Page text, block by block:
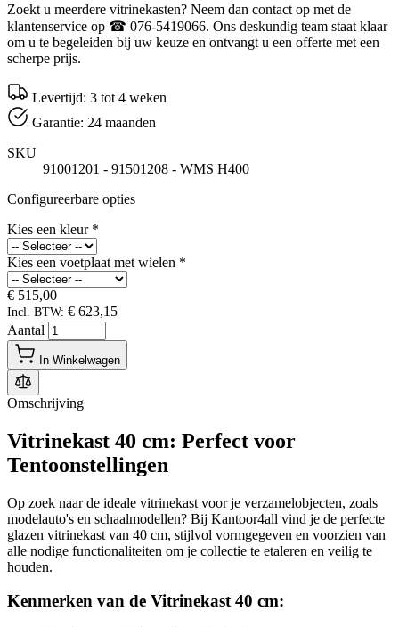
Zoekt u meerdere vitrinekasten? Neem dan contact op met de
klantenservice op ☎ 076-5419066. Ons deskundig team staat klaar
om u te begeleiden bij uw keuze en ontvangt u een offerte met een
scherpe prijs.
Levertijd: 3 tot 4 weken
Garantie: 24 maanden
SKU
91001201 - 91501208 - WMS H400
Configureerbare opties
Kies een kleur *
Kies een voetplaat met wielen *
€ 515,00
Incl. BTW: € 623,15
Aantal
In Winkelwagen
Omschrijving
Vitrinekast 40 cm: Perfect voor
Tentoonstellingen
Op zoek naar de ideale vitrinekast voor je verzamelobjecten, zoals
modelauto's en schaalmodellen? Bij Kantoor4all vind je de perfecte
glazen vitrinekast van 40 cm, stijlvol vormgegeven en voorzien van
alle nodige functionaliteiten om je collectie te etaleren en veilig te
houden.
Kenmerken van de Vitrinekast 40 cm: